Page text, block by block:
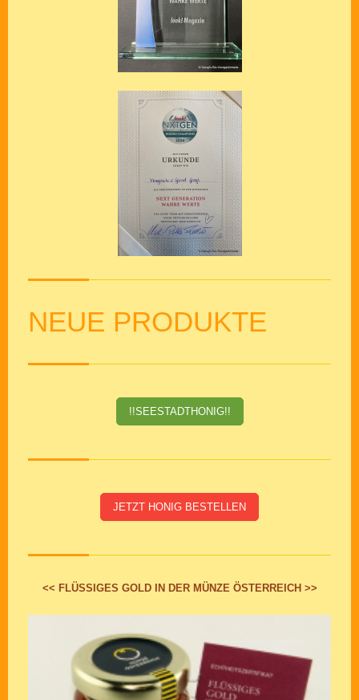
NEUE PRODUKTE
!!SEESTADTHONIG!!
JETZT HONIG BESTELLEN
<< FLÜSSIGES GOLD IN DER MÜNZE ÖSTERREICH >>